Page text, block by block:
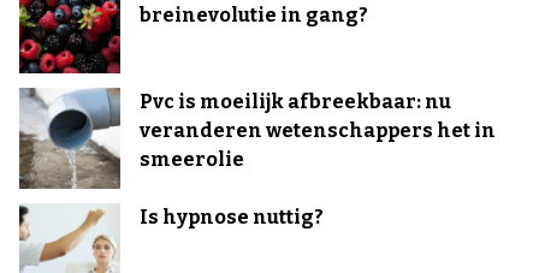
breinevolutie in gang?
Pvc is moeilijk afbreekbaar: nu
veranderen wetenschappers het in
smeerolie
Is hypnose nuttig?